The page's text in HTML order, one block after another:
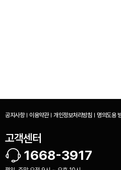
공지사항 이용약관 개인정보처리방침 명의도용
고객센터
1668-3917